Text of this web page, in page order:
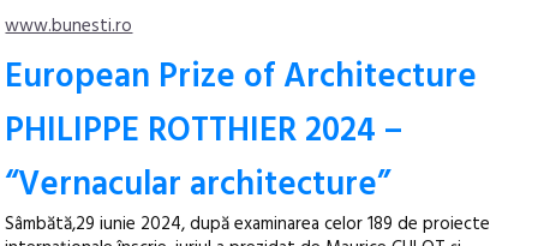
www.bunesti.ro
European Prize of Architecture
PHILIPPE ROTTHIER 2024 –
“Vernacular architecture”
Sâmbătă,29 iunie 2024, după examinarea celor 189 de proiecte